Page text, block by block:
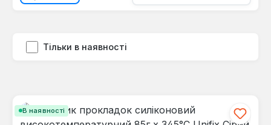
Тільки в наявності
В наявності